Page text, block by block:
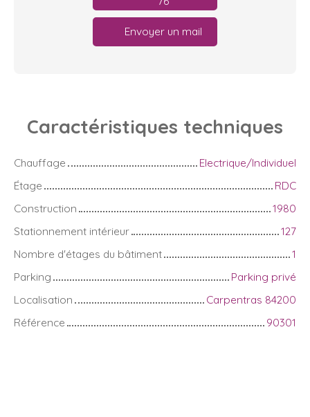
Envoyer un mail
Caractéristiques techniques
Chauffage
Electrique/Individuel
Étage
RDC
Construction
1980
Stationnement intérieur
127
Nombre d'étages du bâtiment
1
Parking
Parking privé
Localisation
Carpentras 84200
Référence
90301